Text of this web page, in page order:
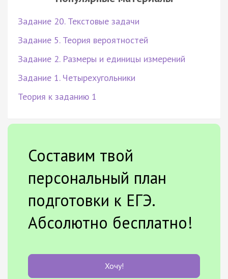
Задание 20. Текстовые задачи
Задание 5. Теория вероятностей
Задание 2. Размеры и единицы измерений
Задание 1. Четырехугольники
Теория к заданию 1
Составим твой
персональный план
подготовки к ЕГЭ.
Абсолютно бесплатно!
Хочу!